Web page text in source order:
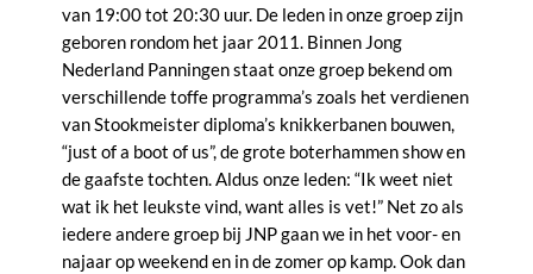
van 19:00 tot 20:30 uur. De leden in onze groep zijn
geboren rondom het jaar 2011. Binnen Jong
Nederland Panningen staat onze groep bekend om
verschillende toffe programma’s zoals het verdienen
van Stookmeister diploma’s knikkerbanen bouwen,
“just of a boot of us”, de grote boterhammen show en
de gaafste tochten. Aldus onze leden: “Ik weet niet
wat ik het leukste vind, want alles is vet!” Net zo als
iedere andere groep bij JNP gaan we in het voor- en
najaar op weekend en in de zomer op kamp. Ook dan